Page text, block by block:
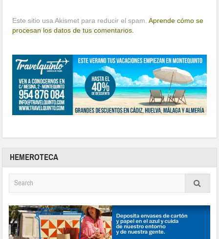
Este sitio usa Akismet para reducir el spam.Aprende cómo se
procesan los datos de tus comentarios.
HEMEROTECA